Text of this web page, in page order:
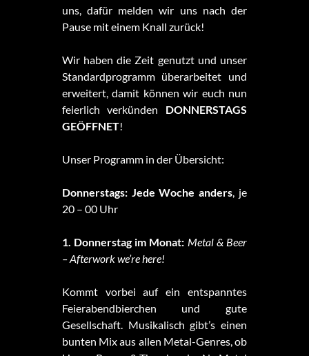
uns, dafür melden wir uns nach der
Pause mit einem Knall zurück!
Wir haben die Zeit genutzt und unser
Standardprogramm überarbeitet und
erweitert, damit können wir euch nun
feierlich verkünden DONNERSTAGS
GEÖFFNET!
Unser Programm in der Übersicht:
Donnerstags: Jede Woche anders, je
20 – 00 Uhr
1. Donnerstag im Monat: Metal & Beer
– Afterwork we’re here!
Kommt vorbei auf ein entspanntes
Feierabendbierchen und gute
Gesellschaft. Musikalisch gibt’s einen
bunten Mix aus allen Metal-Genres, ob